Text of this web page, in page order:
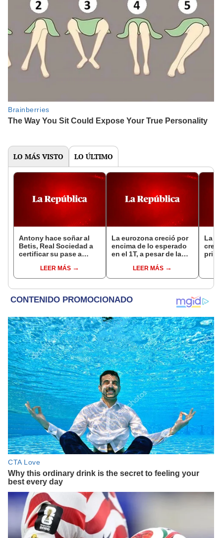
LO MÁS VISTO LO ÚLTIMO
Antony hace soñar al
Betis, Real Sociedad a
certificar su pase a
LEER MÁS
La eurozona creció por
encima de lo esperado
en el 1T, a pesar de la
LEER MÁS
La